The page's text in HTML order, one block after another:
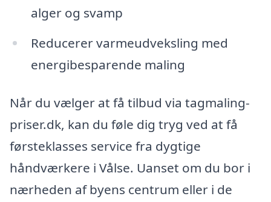
alger og svamp
Reducerer varmeudveksling med
energibesparende maling
Når du vælger at få tilbud via tagmaling-
priser.dk, kan du føle dig tryg ved at få
førsteklasses service fra dygtige
håndværkere i Vålse. Uanset om du bor i
nærheden af byens centrum eller i de